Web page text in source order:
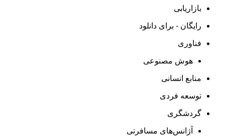
بازاریابی
رایگان - برای دانلود
فناوری
هوش مصنوعی
منابع انسانی
توسعه فردی
گردشگری
آژانس‌های مسافرتی